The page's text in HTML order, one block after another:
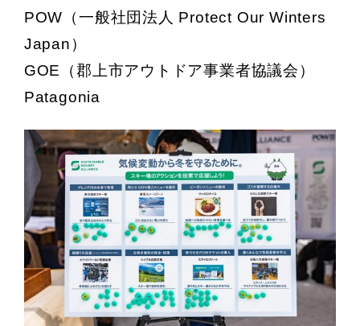
POW（一般社団法人 Protect Our Winters
Japan）
GOE（郡上市アウトドア事業者協議会）
Patagonia